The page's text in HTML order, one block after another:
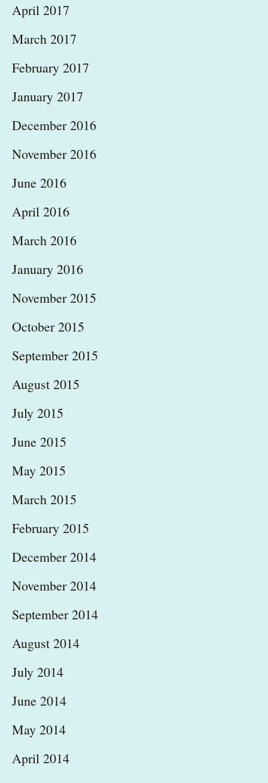
April 2017
March 2017
February 2017
January 2017
December 2016
November 2016
June 2016
April 2016
March 2016
January 2016
November 2015
October 2015
September 2015
August 2015
July 2015
June 2015
May 2015
March 2015
February 2015
December 2014
November 2014
September 2014
August 2014
July 2014
June 2014
May 2014
April 2014